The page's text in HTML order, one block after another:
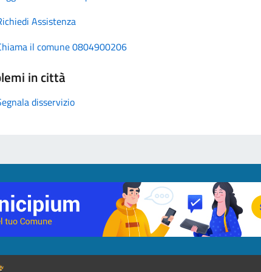
Assistenza
il comune 0804900206
in città
disservizio